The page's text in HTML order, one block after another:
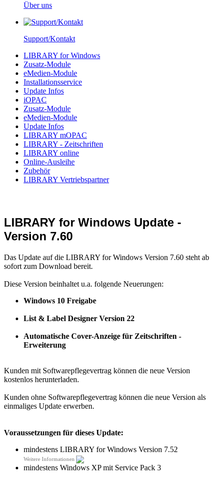
Über uns
Support/Kontakt
LIBRARY for Windows
Zusatz-Module
eMedien-Module
Installationsservice
Update Infos
iOPAC
Zusatz-Module
eMedien-Module
Update Infos
LIBRARY mOPAC
LIBRARY - Zeitschriften
LIBRARY online
Online-Ausleihe
Zubehör
LIBRARY Vertriebspartner
LIBRARY for Windows Update -
Version 7.60
Das Update auf die LIBRARY for Windows Version 7.60 steht ab
sofort zum Download bereit.
Diese Version beinhaltet u.a. folgende Neuerungen:
Windows 10 Freigabe
List & Label Designer Version 22
Automatische Cover-Anzeige für Zeitschriften -
Erweiterung
Kunden mit Softwarepflegevertrag können die neue Version
kostenlos herunterladen.
Kunden ohne Softwarepflegevertrag können die neue Version als
einmaliges Update erwerben.
Voraussetzungen für dieses Update:
mindestens LIBRARY for Windows Version 7.52
Weitere Informationen
mindestens Windows XP mit Service Pack 3